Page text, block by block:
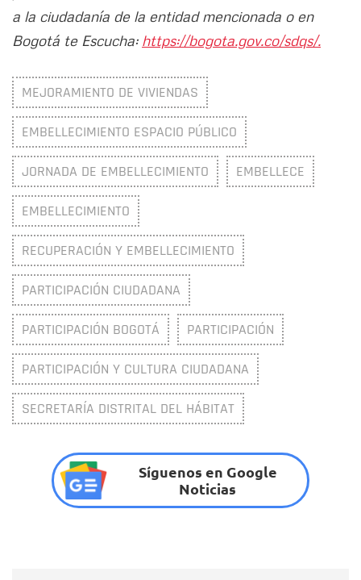
a la ciudadanía de la entidad mencionada o en
Bogotá te Escucha: https://bogota.gov.co/sdqs/.
MEJORAMIENTO DE VIVIENDAS
EMBELLECIMIENTO ESPACIO PÚBLICO
JORNADA DE EMBELLECIMIENTO EMBELLECE
EMBELLECIMIENTO
RECUPERACIÓN Y EMBELLECIMIENTO
PARTICIPACIÓN CIUDADANA
PARTICIPACIÓN BOGOTÁ PARTICIPACIÓN
PARTICIPACIÓN Y CULTURA CIUDADANA
SECRETARÍA DISTRITAL DEL HÁBITAT
Síguenos en Google
Noticias